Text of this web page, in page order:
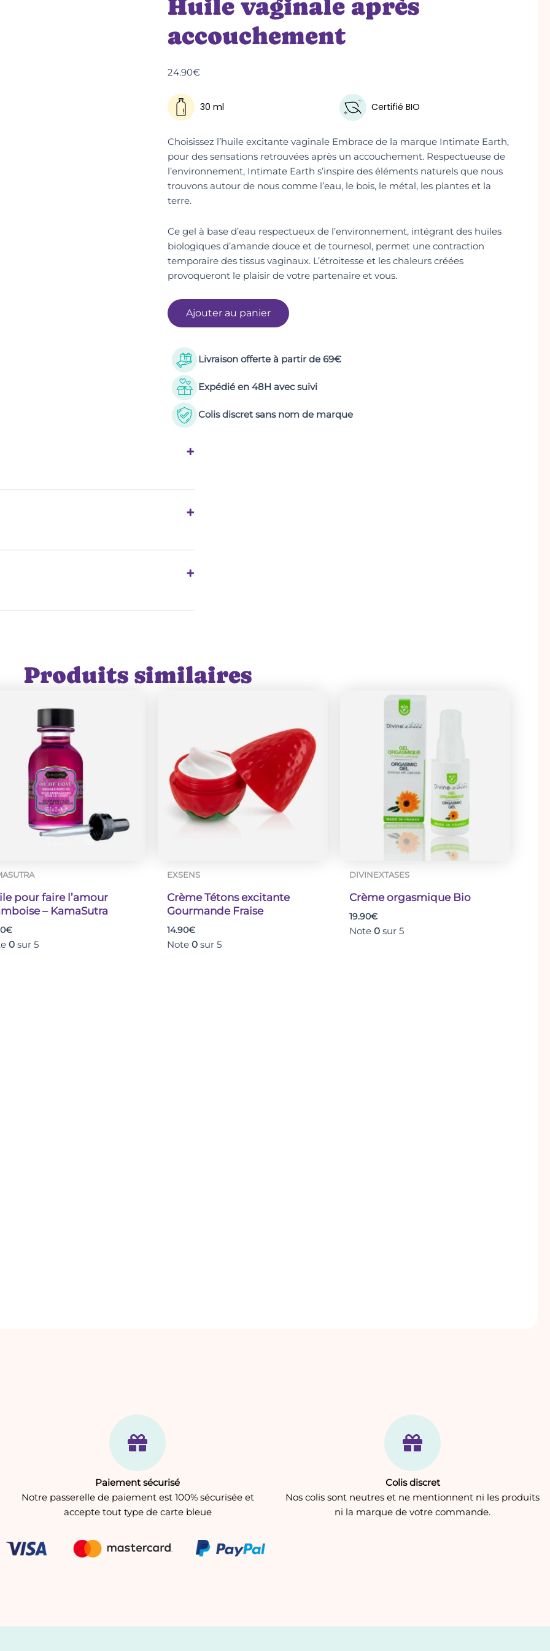
Huile vaginale après
accouchement
24.90€
30 ml Certifié BIO
Choisissez l’huile excitante vaginale Embrace de la marque Intimate Earth,
pour des sensations retrouvées après un accouchement. Respectueuse de
l’environnement, Intimate Earth s’inspire des éléments naturels que nous
trouvons autour de nous comme l’eau, le bois, le métal, les plantes et la
terre.
Ce gel à base d’eau respectueux de l’environnement, intégrant des huiles
biologiques d’amande douce et de tournesol, permet une contraction
temporaire des tissus vaginaux. L’étroitesse et les chaleurs créées
provoqueront le plaisir de votre partenaire et vous.
Ajouter au panier
Livraison offerte à partir de 69€
Expédié en 48H avec suivi
Colis discret sans nom de marque
+
Schoenanthus Extract, Aloe
Citric Acid
+
+
Produits similaires
pour faire l’amour
– KamaSutra
€
0 sur 5
EXSENS
Crème Tétons excitante
Gourmande Fraise
14.90€
Note 0sur 5
DIVINEXTASES
Crème orgasmique Bio
19.90€
Note 0sur 5
Paiement sécurisé
Notre passerelle de paiement est 100% sécurisée et
accepte tout type de carte bleue
Colis discret
Nos colis sont neutres et ne mentionnent ni les produits
ni la marque de votre commande.